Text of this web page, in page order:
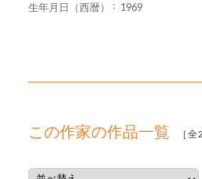
生年月日（西暦）
1969
この作家の作品一覧 ［全